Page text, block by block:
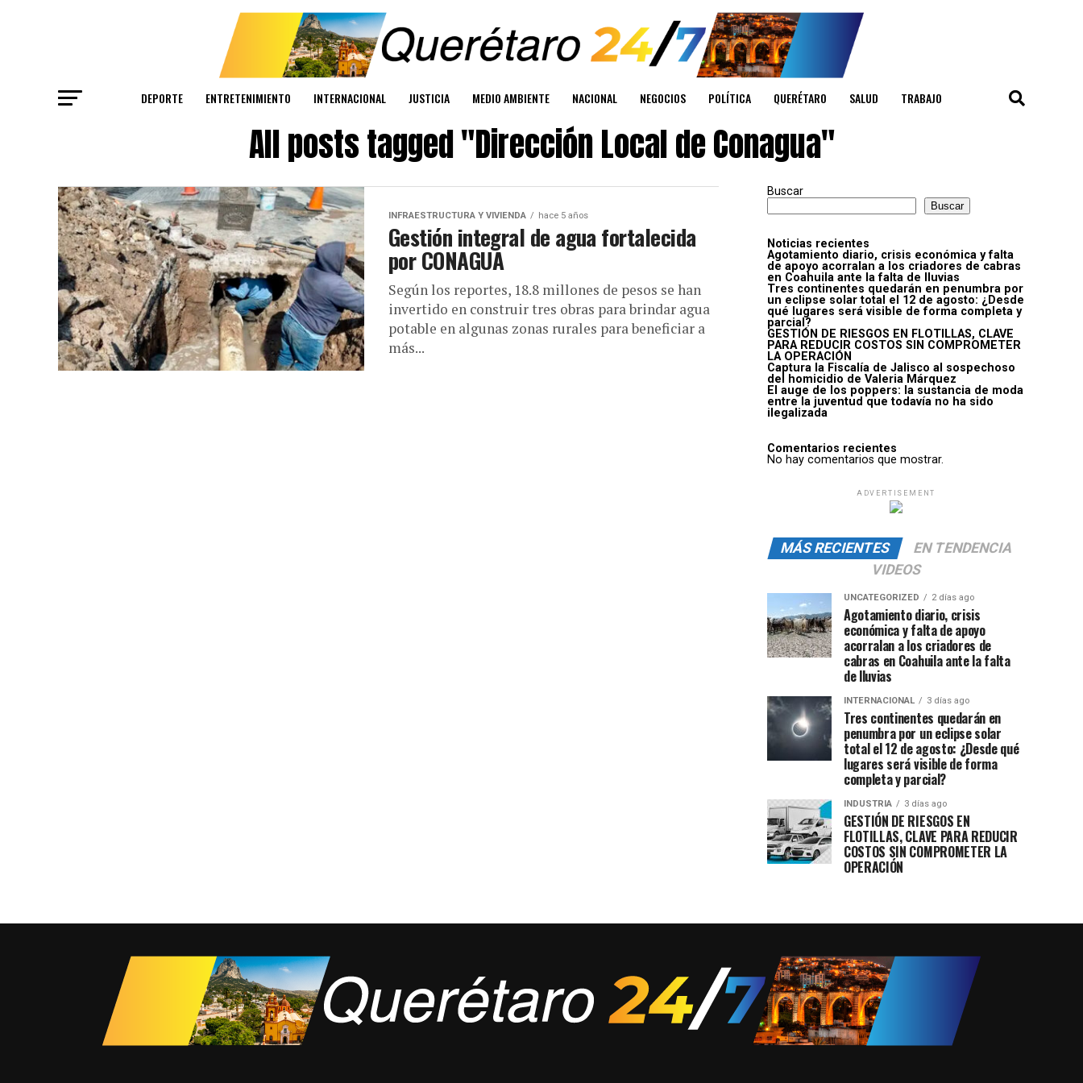
DEPORTE ENTRETENIMIENTO INTERNACIONAL JUSTICIA MEDIO AMBIENTE NACIONAL NEGOCIOS POLÍTICA QUERÉTARO SALUD TRABAJO
All posts tagged "Dirección Local de Conagua"
INFRAESTRUCTURA Y VIVIENDA hace 5 años
Gestión integral de agua fortalecida
por CONAGUA
Según los reportes, 18.8 millones de pesos se han
invertido en construir tres obras para brindar agua
potable en algunas zonas rurales para beneficiar a
más...
Buscar
Buscar
Noticias recientes
Agotamiento diario, crisis económica y falta
de apoyo acorralan a los criadores de cabras
en Coahuila ante la falta de lluvias
Tres continentes quedarán en penumbra por
un eclipse solar total el 12 de agosto: ¿Desde
qué lugares será visible de forma completa y
parcial?
GESTIÓN DE RIESGOS EN FLOTILLAS, CLAVE
PARA REDUCIR COSTOS SIN COMPROMETER
LA OPERACIÓN
Captura la Fiscalía de Jalisco al sospechoso
del homicidio de Valeria Márquez
El auge de los poppers: la sustancia de moda
entre la juventud que todavía no ha sido
ilegalizada
Comentarios recientes
No hay comentarios que mostrar.
ADVERTISEMENT
MÁS RECIENTES
EN TENDENCIA
VIDEOS
UNCATEGORIZED 2 días ago
Agotamiento diario, crisis
económica y falta de apoyo
acorralan a los criadores de
cabras en Coahuila ante la falta
de lluvias
INTERNACIONAL 3 días ago
Tres continentes quedarán en
penumbra por un eclipse solar
total el 12 de agosto: ¿Desde qué
lugares será visible de forma
completa y parcial?
INDUSTRIA 3 días ago
GESTIÓN DE RIESGOS EN
FLOTILLAS, CLAVE PARA REDUCIR
COSTOS SIN COMPROMETER LA
OPERACIÓN